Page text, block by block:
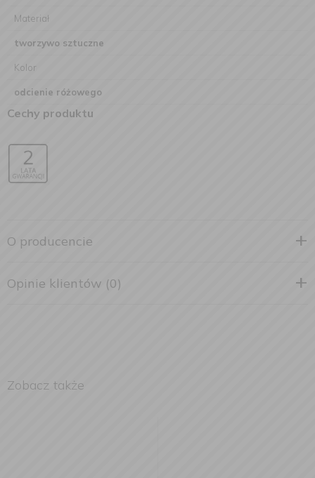
Materiał
tworzywo sztuczne
Kolor
odcienie różowego
Cechy produktu
O producencie
Opinie klientów (0)
Zobacz także